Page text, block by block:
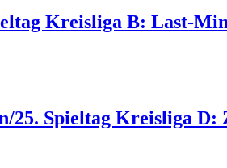
Kreisliga B: Last-
25. Spieltag Kreisliga D: